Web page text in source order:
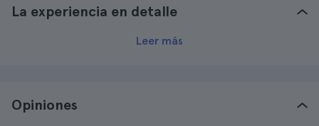
La experiencia en detalle
Leer más
Opiniones